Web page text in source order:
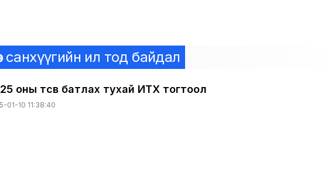
санхүүгийн ил тод байдал
оны төсөв батлах тухай ИТХ тогтоол
01-10 11:38:40